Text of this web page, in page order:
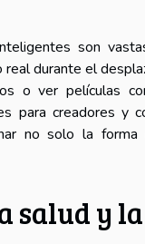
son
durante el
o ver películas
para creadores y
no solo la
salud y